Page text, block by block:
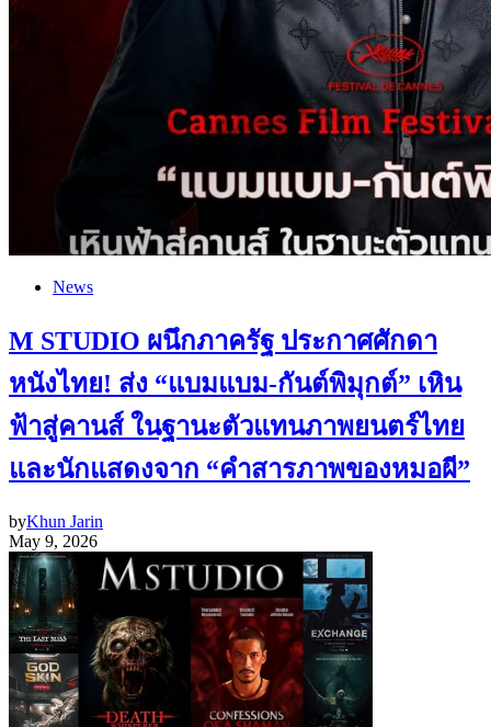
News
M STUDIO ผนึกภาครัฐ ประกาศศักดา
หนังไทย! ส่ง “แบมแบม-กันต์พิมุกต์” เหิน
ฟ้าสู่คานส์ ในฐานะตัวแทนภาพยนตร์ไทย
และนักแสดงจาก “คำสารภาพของหมอผี”
byKhun Jarin
May 9, 2026